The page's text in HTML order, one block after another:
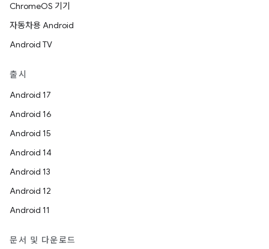
ChromeOS 기기
자동차용 Android
Android TV
출시
Android 17
Android 16
Android 15
Android 14
Android 13
Android 12
Android 11
문서 및 다운로드